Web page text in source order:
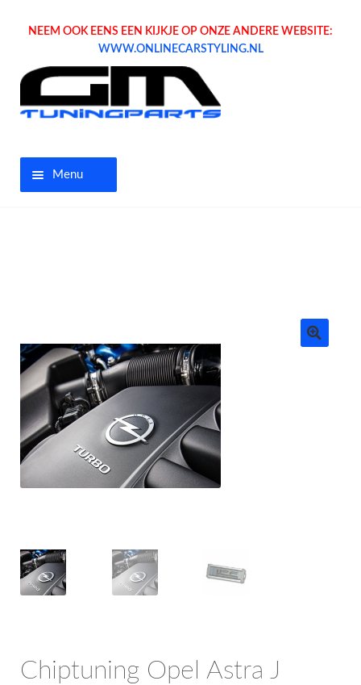
NEEM OOK EENS EEN KIJKJE OP ONZE ANDERE WEBSITE:
WWW.ONLINECARSTYLING.NL
Menu
Tuning parts
OPC Line
Bedrijfswagen parts
Inloggen / Registreren
Chiptuning Opel Astra J